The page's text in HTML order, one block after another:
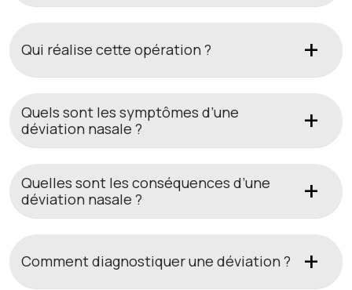
Qui réalise cette opération ?
Quels sont les symptômes d’une
déviation nasale ?
Quelles sont les conséquences d’une
déviation nasale ?
Comment diagnostiquer une déviation ?